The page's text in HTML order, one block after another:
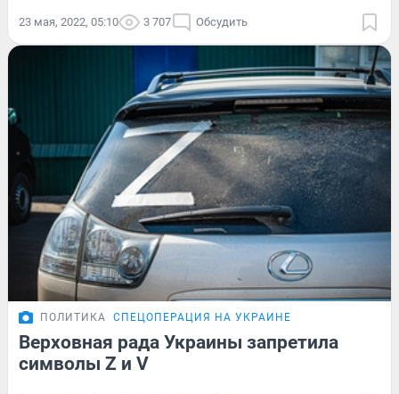
23 мая, 2022, 05:10 3 707 Обсудить
ПОЛИТИКА СПЕЦОПЕРАЦИЯ НА УКРАИНЕ
Верховная рада Украины запретила
символы Z и V